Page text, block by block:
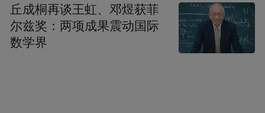
布，本平台仅提供信息存储空间服务。
Notice: The content above (including the videos,
pictures and audios if any) is uploaded and posted
by the user of Dafeng Hao, which is a social media
丘成桐再谈王虹、邓煜获菲
尔兹奖：两项成果震动国际
数学界